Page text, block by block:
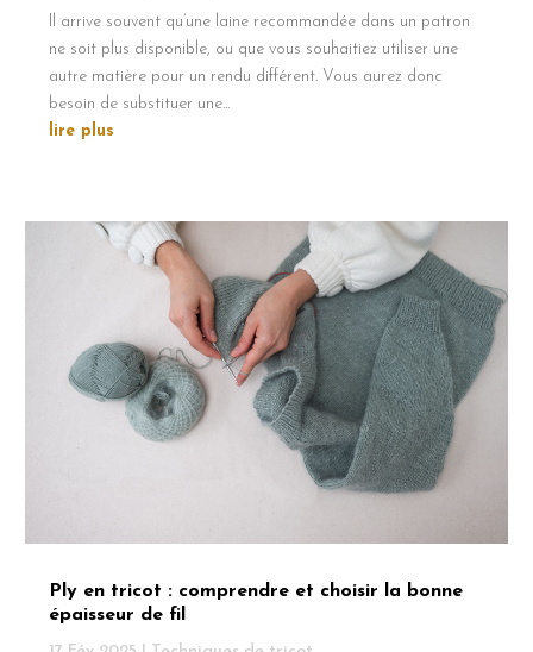
Il arrive souvent qu’une laine recommandée dans un patron
ne soit plus disponible, ou que vous souhaitiez utiliser une
autre matière pour un rendu différent. Vous aurez donc
besoin de substituer une...
lire plus
Ply en tricot : comprendre et choisir la bonne
épaisseur de fil